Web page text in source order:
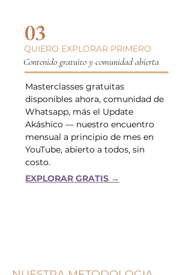
03
QUIERO EXPLORAR PRIMERO
Contenido gratuito y comunidad abierta
Masterclasses gratuitas
disponibles ahora, comunidad de
Whatsapp, más el Update
Akáshico — nuestro encuentro
mensual a principio de mes en
YouTube, abierto a todos, sin
costo.
EXPLORAR GRATIS →